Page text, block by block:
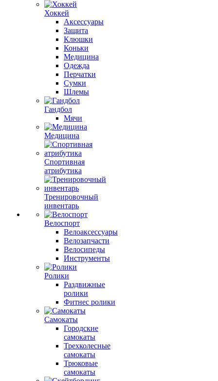
Хоккей
Аксессуары
Защита
Клюшки
Коньки
Медицина
Одежда
Перчатки
Сумки
Шлемы
Гандбол
Мячи
Медицина
Спортивная
атрибутика
Тренировочный
инвентарь
Велоспорт
Велоаксессуары
Велозапчасти
Велосипеды
Инструменты
Ролики
Раздвижные
ролики
Фитнес ролики
Самокаты
Городские
самокаты
Трехколесные
самокаты
Трюковые
самокаты